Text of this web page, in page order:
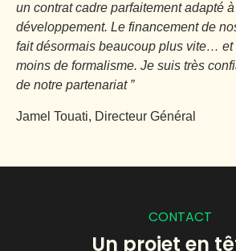
un contrat cadre parfaitement adapté
développement. Le financement de
fait désormais beaucoup plus vite… et
moins de formalisme. Je suis très
de notre partenariat ”
Jamel Touati, Directeur Général
CONTACT
Un projet en